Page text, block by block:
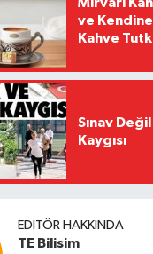
ve
Kahve
Sınav
Kaygısı
EDITÖR HAKKINDA
TE Bilisim